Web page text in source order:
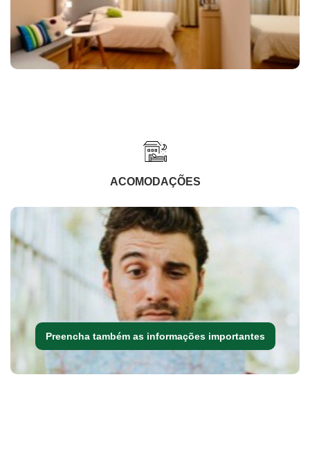
ACOMODAÇÕES
Preencha também as informações importantes